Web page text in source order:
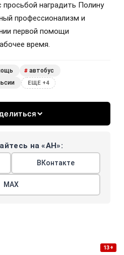
наградить Полину
профессионализм и
первой помощи
время.
# автобус
ЕЩЕ +4
на «АН»:
ВКонтакте
МАХ
13+